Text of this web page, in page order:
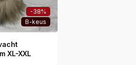
-38%
B-keus
XL-XXL